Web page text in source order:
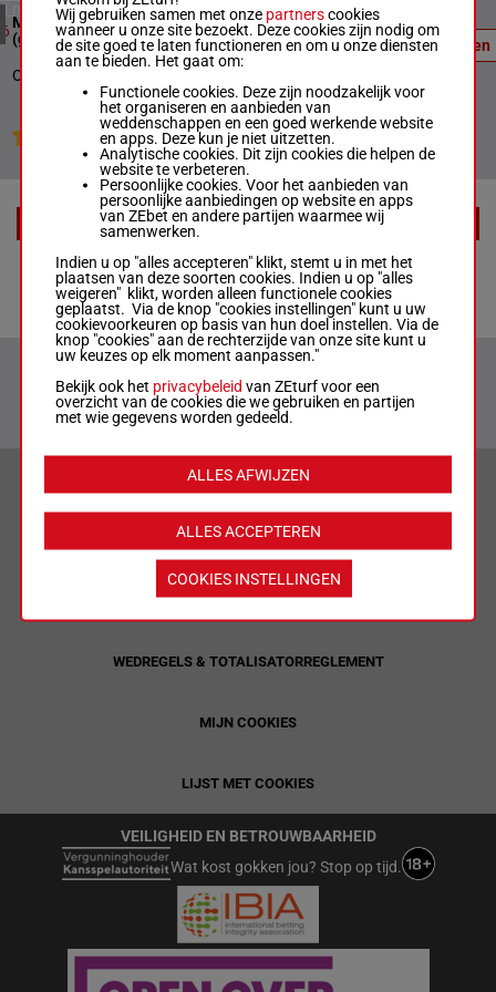
4 meeting(s)
6Maiden Nh Flat Race
(gbb Race)
73338m18:01
Officiële
uitslag:
7 - 2 - 5
- 3
Uitslagen
Officiële uitslag : 7 - 2 - 5 - 3
Jouw favoriete paarden
EXTRA
Tips
VERANTWOORD WEDDEN & PRIVACYVERKLARING
LIMIETEN & SESSIEDETAILS
ALGEMENE VOORWAARDEN
WEDREGELS & TOTALISATORREGLEMENT
MIJN COOKIES
LIJST MET COOKIES
VEILIGHEID EN BETROUWBAARHEID
Wat kost gokken jou? Stop op tijd.
Wij gebruiken samen met onze partnerscookies
wanneer u onze site bezoekt. Deze cookies zijn nodig om
de site goed te laten functioneren en om u onze diensten
aan te bieden. Het gaat om:
Functionele cookies. Deze zijn noodzakelijk voor
het organiseren en aanbieden van
weddenschappen en een goed werkende website
en apps. Deze kun je niet uitzetten.
Analytische cookies. Dit zijn cookies die helpen de
website te verbeteren.
Persoonlijke cookies. Voor het aanbieden van
persoonlijke aanbiedingen op website en apps
van ZEbet en andere partijen waarmee wij
samenwerken.
Indien u op "alles accepteren" klikt, stemt u in met het
plaatsen van deze soorten cookies. Indien u op "alles
weigeren" klikt, worden alleen functionele cookies
geplaatst. Via de knop "cookies instellingen" kunt u uw
cookievoorkeuren op basis van hun doel instellen. Via de
knop "cookies" aan de rechterzijde van onze site kunt u
uw keuzes op elk moment aanpassen."
Bekijk ook het privacybeleid van ZEturf voor een
overzicht van de cookies die we gebruiken en partijen
met wie gegevens worden gedeeld.
ALLES ACCEPTEREN
ALLES AFWIJZEN
COOKIES INSTELLINGEN